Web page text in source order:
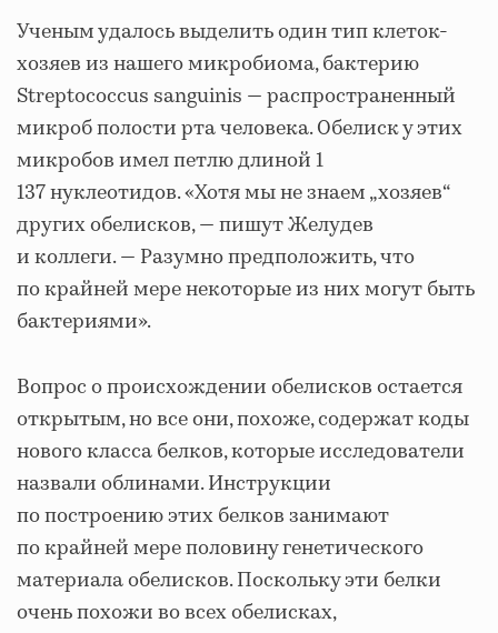
Ученым удалось выделить один тип клеток-
хозяев из нашего микробиома, бактерию
Streptococcus sanguinis — распространенный
микроб полости рта человека. Обелиск у этих
микробов имел петлю длиной 1
137 нуклеотидов. «Хотя мы не знаем „хозяев“
других обелисков, — пишут Желудев
и коллеги. — Разумно предположить, что
по крайней мере некоторые из них могут быть
бактериями».
Вопрос о происхождении обелисков остается
открытым, но все они, похоже, содержат коды
нового класса белков, которые исследователи
назвали облинами. Инструкции
по построению этих белков занимают
по крайней мере половину генетического
материала обелисков. Поскольку эти белки
очень похожи во всех обелисках,